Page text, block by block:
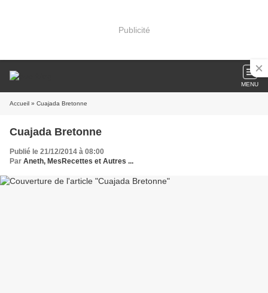
Publicité
MENU
Accueil » Cuajada Bretonne
Cuajada Bretonne
Publié le 21/12/2014 à 08:00
Par Aneth, MesRecettes et Autres ...